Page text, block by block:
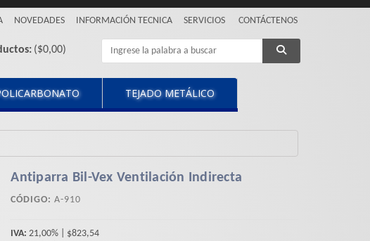
NOVEDADES INFORMACIÓN TECNICA SERVICIOS CONTÁCTENOS
($0,00)
TEJADO METÁLICO
Antiparra Bil-Vex Ventilación Indirecta
CÓDIGO: A-910
IVA:21,00% | $823,54